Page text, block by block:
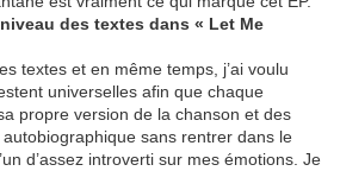
des textes dans « Let Me
textes et en même temps, j’ai voulu
universelles afin que chaque
propre version de la chanson et des
sans rentrer dans le
d’assez introverti sur mes émotions. Je